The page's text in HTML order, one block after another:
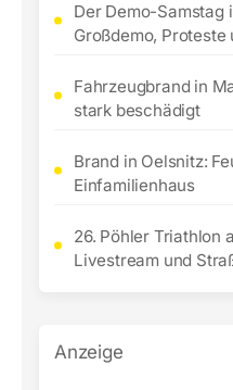
Der Demo-Samstag
Großdemo, Proteste
Fahrzeugbrand in
stark beschädigt
Brand in Oelsnitz:
Einfamilienhaus
26. Pöhler Triathlon
Livestream und
Anzeige